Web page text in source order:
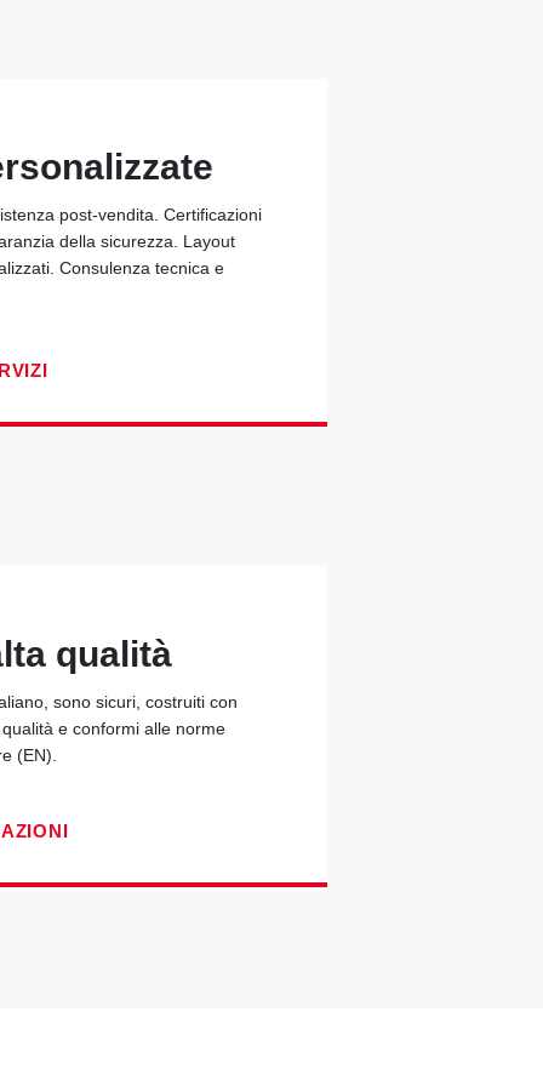
post-vendita. Certificazioni
della sicurezza. Layout
Consulenza tecnica e
qualità
sono sicuri, costruiti con
e conformi alle norme
(EN).